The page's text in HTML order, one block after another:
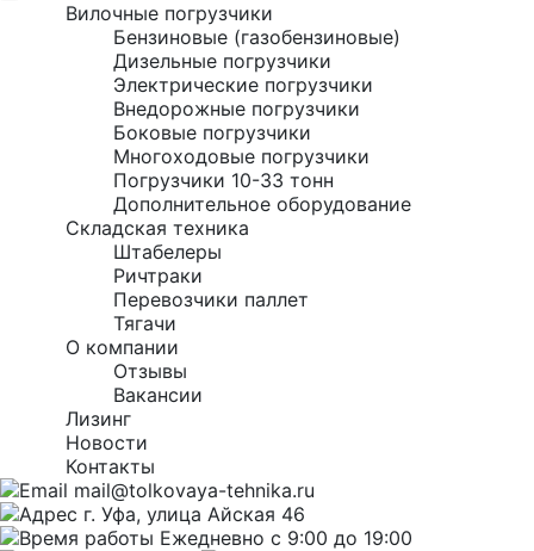
Вилочные погрузчики
Бензиновые (газобензиновые)
Дизельные погрузчики
Электрические погрузчики
Внедорожные погрузчики
Боковые погрузчики
Многоходовые погрузчики
Погрузчики 10-33 тонн
Дополнительное оборудование
Складская техника
Штабелеры
Ричтраки
Перевозчики паллет
Тягачи
О компании
Отзывы
Вакансии
Лизинг
Новости
Контакты
mail@tolkovaya-tehnika.ru
г. Уфа, улица Айская 46
Ежедневно с 9:00 до 19:00